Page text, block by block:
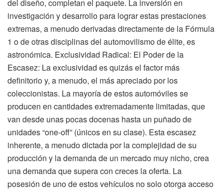
del diseño, completan el paquete. La inversión en
investigación y desarrollo para lograr estas prestaciones
extremas, a menudo derivadas directamente de la Fórmula
1 o de otras disciplinas del automovilismo de élite, es
astronómica. Exclusividad Radical: El Poder de la
Escasez: La exclusividad es quizás el factor más
definitorio y, a menudo, el más apreciado por los
coleccionistas. La mayoría de estos automóviles se
producen en cantidades extremadamente limitadas, que
van desde unas pocas docenas hasta un puñado de
unidades “one-off” (únicos en su clase). Esta escasez
inherente, a menudo dictada por la complejidad de su
producción y la demanda de un mercado muy nicho, crea
una demanda que supera con creces la oferta. La
posesión de uno de estos vehículos no solo otorga acceso